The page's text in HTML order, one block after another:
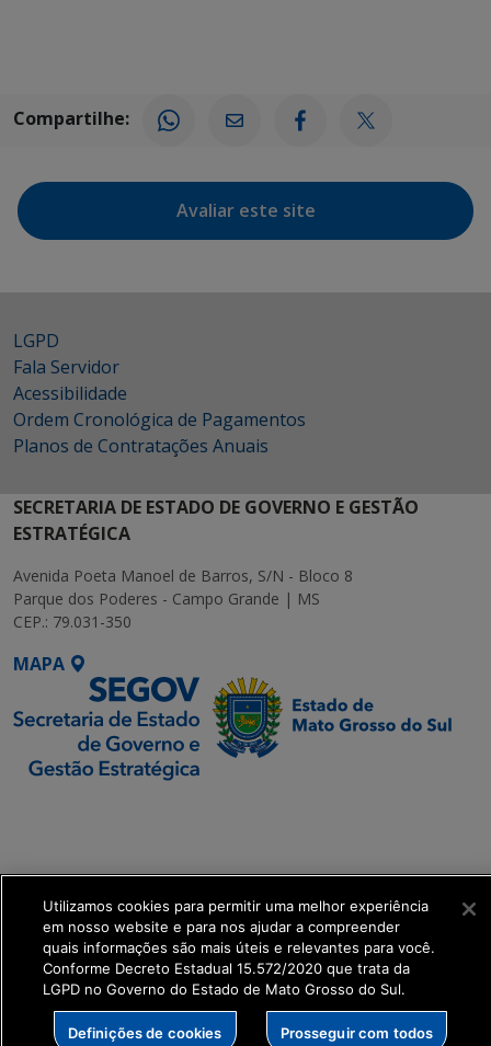
Compartilhe:
Avaliar este site
LGPD
Fala Servidor
Acessibilidade
Ordem Cronológica de Pagamentos
Planos de Contratações Anuais
SECRETARIA DE ESTADO DE GOVERNO E GESTÃO
ESTRATÉGICA
Avenida Poeta Manoel de Barros, S/N - Bloco 8
Parque dos Poderes - Campo Grande | MS
CEP.: 79.031-350
MAPA
get_footer();
Utilizamos cookies para permitir uma melhor experiência
em nosso website e para nos ajudar a compreender
quais informações são mais úteis e relevantes para você.
Conforme Decreto Estadual 15.572/2020 que trata da
LGPD no Governo do Estado de Mato Grosso do Sul.
Definições de cookies Prosseguir com todos